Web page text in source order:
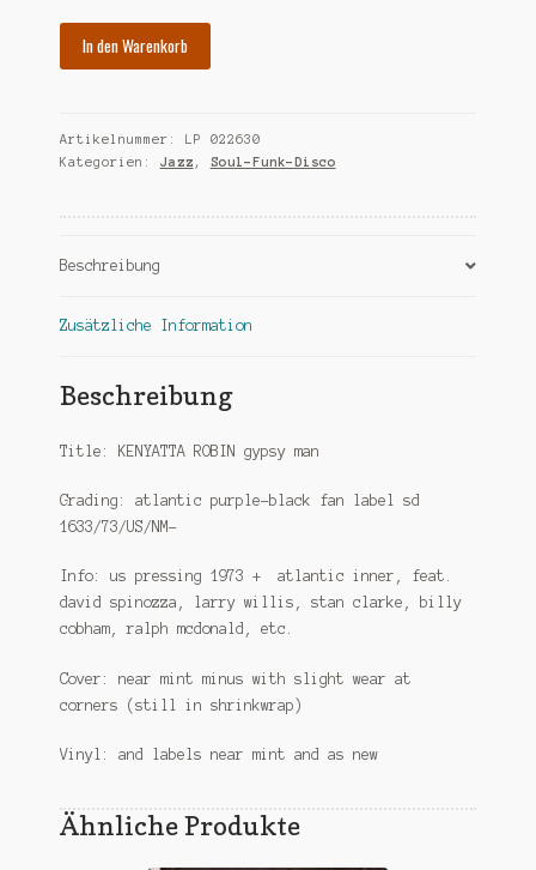
Menge
In den Warenkorb
Artikelnummer: LP 022630
Kategorien: Jazz , Soul-Funk-Disco
Beschreibung
Zusätzliche Information
Beschreibung
Title: KENYATTA ROBIN gypsy man
Grading: atlantic purple-black fan label sd
1633/73/US/NM-
Info: us pressing 1973 + atlantic inner, feat.
david spinozza, larry willis, stan clarke, billy
cobham, ralph mcdonald, etc.
Cover: near mint minus with slight wear at
corners (still in shrinkwrap)
Vinyl: and labels near mint and as new
Ähnliche Produkte